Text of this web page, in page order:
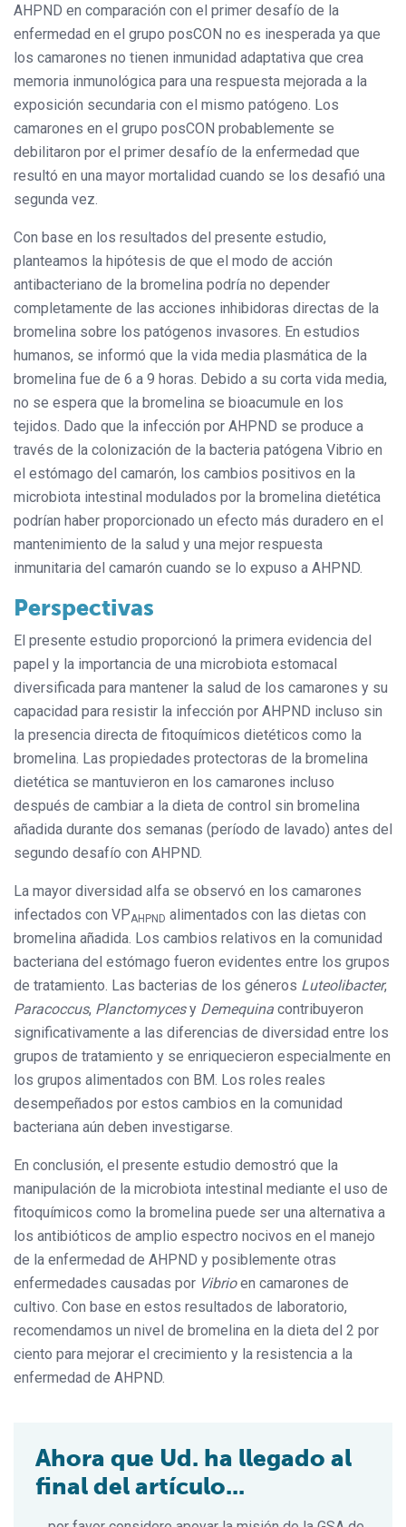
AHPND en comparación con el primer desafío de la
enfermedad en el grupo posCON no es inesperada ya que
los camarones no tienen inmunidad adaptativa que crea
memoria inmunológica para una respuesta mejorada a la
exposición secundaria con el mismo patógeno. Los
camarones en el grupo posCON probablemente se
debilitaron por el primer desafío de la enfermedad que
resultó en una mayor mortalidad cuando se los desafió una
segunda vez.
Con base en los resultados del presente estudio,
planteamos la hipótesis de que el modo de acción
antibacteriano de la bromelina podría no depender
completamente de las acciones inhibidoras directas de la
bromelina sobre los patógenos invasores. En estudios
humanos, se informó que la vida media plasmática de la
bromelina fue de 6 a 9 horas. Debido a su corta vida media,
no se espera que la bromelina se bioacumule en los
tejidos. Dado que la infección por AHPND se produce a
través de la colonización de la bacteria patógena Vibrio en
el estómago del camarón, los cambios positivos en la
microbiota intestinal modulados por la bromelina dietética
podrían haber proporcionado un efecto más duradero en el
mantenimiento de la salud y una mejor respuesta
inmunitaria del camarón cuando se lo expuso a AHPND.
Perspectivas
El presente estudio proporcionó la primera evidencia del
papel y la importancia de una microbiota estomacal
diversificada para mantener la salud de los camarones y su
capacidad para resistir la infección por AHPND incluso sin
la presencia directa de fitoquímicos dietéticos como la
bromelina. Las propiedades protectoras de la bromelina
dietética se mantuvieron en los camarones incluso
después de cambiar a la dieta de control sin bromelina
añadida durante dos semanas (período de lavado) antes del
segundo desafío con AHPND.
La mayor diversidad alfa se observó en los camarones
infectados con VPAHPND alimentados con las dietas con
bromelina añadida. Los cambios relativos en la comunidad
bacteriana del estómago fueron evidentes entre los grupos
de tratamiento. Las bacterias de los géneros Luteolibacter,
Paracoccus, Planctomycesy Demequina contribuyeron
significativamente a las diferencias de diversidad entre los
grupos de tratamiento y se enriquecieron especialmente en
los grupos alimentados con BM. Los roles reales
desempeñados por estos cambios en la comunidad
bacteriana aún deben investigarse.
En conclusión, el presente estudio demostró que la
manipulación de la microbiota intestinal mediante el uso de
fitoquímicos como la bromelina puede ser una alternativa a
los antibióticos de amplio espectro nocivos en el manejo
de la enfermedad de AHPND y posiblemente otras
enfermedades causadas por Vibrioen camarones de
cultivo. Con base en estos resultados de laboratorio,
recomendamos un nivel de bromelina en la dieta del 2 por
ciento para mejorar el crecimiento y la resistencia a la
enfermedad de AHPND.
Ahora que Ud. ha llegado al
final del artículo...